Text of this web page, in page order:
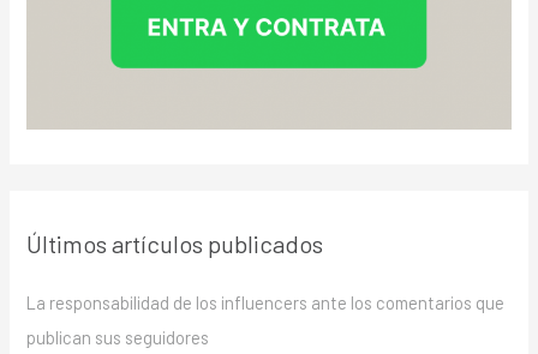
Últimos artículos publicados
La responsabilidad de los influencers ante los comentarios que
publican sus seguidores